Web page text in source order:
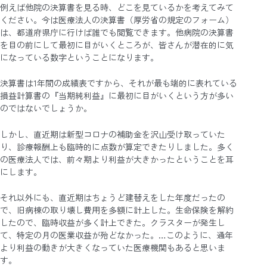
例えば他院の決算書を見る時、どこを見ているかを考えてみて
ください。今は医療法人の決算書（厚労省の規定のフォーム）
は、都道府県庁に行けば誰でも閲覧できます。他病院の決算書
を目の前にして最初に目がいくところが、皆さんが潜在的に気
になっている数字ということになります。
決算書は1年間の成績表ですから、それが最も端的に表れている
損益計算書の『当期純利益』に最初に目がいくという方が多い
のではないでしょうか。
しかし、直近期は新型コロナの補助金を沢山受け取っていた
り、診療報酬上も臨時的に点数が算定できたりしました。多く
の医療法人では、前々期より利益が大きかったということを耳
にします。
それ以外にも、直近期はちょうど建替えをした年度だったの
で、旧病棟の取り壊し費用を多額に計上した。生命保険を解約
したので、臨時収益が多く計上できた。クラスターが発生し
て、特定の月の医業収益が殆どなかった。…このように、通年
より利益の動きが大きくなっていた医療機関もあると思いま
す。